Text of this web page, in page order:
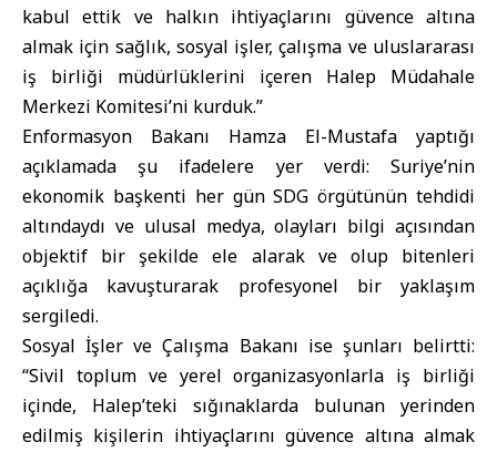
kabul ettik ve halkın ihtiyaçlarını güvence altına
almak için sağlık, sosyal işler, çalışma ve uluslararası
iş birliği müdürlüklerini içeren Halep Müdahale
Merkezi Komitesi’ni kurduk.”
Enformasyon Bakanı Hamza El-Mustafa yaptığı
açıklamada şu ifadelere yer verdi: Suriye’nin
ekonomik başkenti her gün SDG örgütünün tehdidi
altındaydı ve ulusal medya, olayları bilgi açısından
objektif bir şekilde ele alarak ve olup bitenleri
açıklığa kavuşturarak profesyonel bir yaklaşım
sergiledi.
Sosyal İşler ve Çalışma Bakanı ise şunları belirtti:
“Sivil toplum ve yerel organizasyonlarla iş birliği
içinde, Halep’teki sığınaklarda bulunan yerinden
edilmiş kişilerin ihtiyaçlarını güvence altına almak